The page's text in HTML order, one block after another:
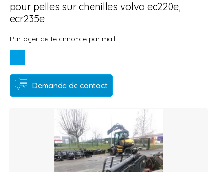
pour pelles sur chenilles volvo ec220e,
ecr235e
Demande de contact
Partager cette annonce par mail